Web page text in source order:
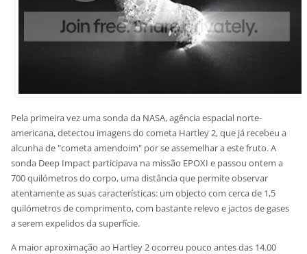
Pela primeira vez uma sonda da NASA, agência espacial norte-
americana, detectou imagens do cometa Hartley 2, que já recebeu a
alcunha de "cometa amendoim" por se assemelhar a este fruto. A
sonda Deep Impact participava na missão EPOXI e passou ontem a
700 quilómetros do corpo, uma distância que permite observar
atentamente as suas características: um objecto com cerca de 1,5
quilómetros de comprimento, com bastante relevo e jactos de gases
a serem expelidos da superfície.
A maior aproximação ao Hartley 2 ocorreu pouco antes das 14.00